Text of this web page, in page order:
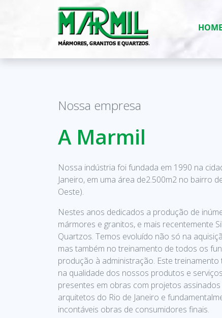
HOME
Nossa empresa
A Marmil
Nossa indústria foi fundada em 1990 na
Janeiro, em uma área de2.500m2 no bairro
Oeste).
Nestes anos dedicados a produção de
mármores e granitos, e mais recentemente
Quartzos. Temos evoluído não só na
mas também no treinamento de todos os
produção à administração. Este treinamento
na qualidade dos nossos produtos e
presentes em obras com projetos
arquitetos do Rio de Janeiro e
incontáveis obras de consumidores finais.